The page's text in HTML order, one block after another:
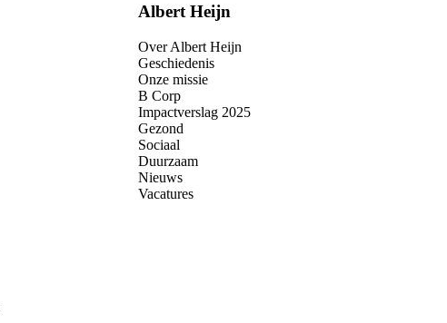
Albert Heijn
Over Albert Heijn
Geschiedenis
Onze missie
B Corp
Impactverslag 2025
Gezond
Sociaal
Duurzaam
Nieuws
Vacatures